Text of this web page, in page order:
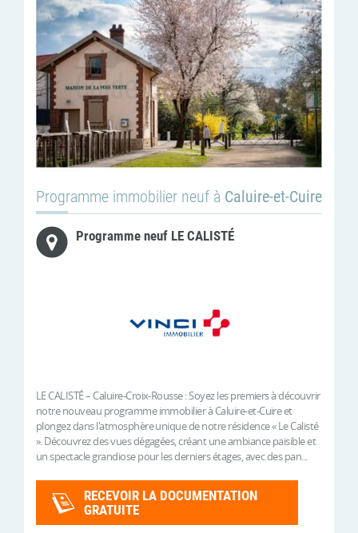
Programme immobilier neuf à Caluire-et-Cuire
Programme neuf LE CALISTÉ
LE CALISTÉ – Caluire-Croix-Rousse : Soyez les premiers à découvrir
notre nouveau programme immobilier à Caluire-et-Cuire et
plongez dans l'atmosphère unique de notre résidence « Le Calisté
». Découvrez des vues dégagées, créant une ambiance paisible et
un spectacle grandiose pour les derniers étages, avec des pan...
RECEVOIR LA DOCUMENTATION
GRATUITE